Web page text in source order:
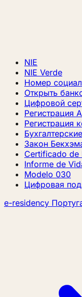
NIE
NIE Verde
Номер
Открыть
Цифровой
Регистрация
Регистрация
Закон
Certificado de
Informe de
Modelo 030
Цифровая
e-residency